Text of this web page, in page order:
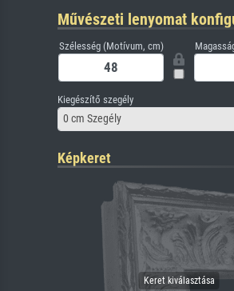
Művészeti lenyomat
Szélesség (Motívum, cm)
Kiegészítő szegély
0 cm Szegély
Képkeret